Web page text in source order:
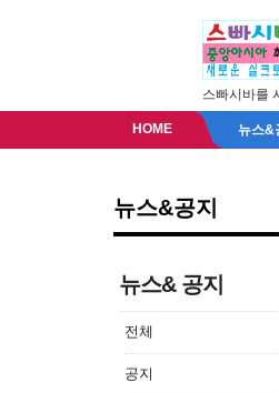
스빠시바를
HOME 뉴스&
뉴스&공지
뉴스& 공지
전체
공지